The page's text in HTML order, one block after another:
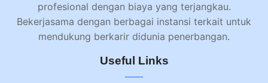
profesional dengan biaya yang terjangkau.
Bekerjasama dengan berbagai instansi terkait untuk
mendukung berkarir didunia penerbangan.
Useful Links